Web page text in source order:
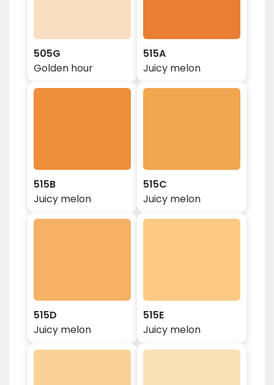
505G
Golden hour
515A
Juicy melon
515B
Juicy melon
515C
Juicy melon
515D
Juicy melon
515E
Juicy melon